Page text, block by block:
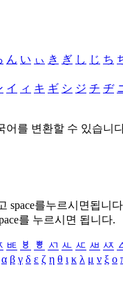
ん い ぃ き ぎ し じ ち
イ ィ キ ギ シ ジ チ ヂ
어를 변환할 수 있습니
space를누르시면됩니
를 누르시면 됩니다.
ㅷ ㅸ ㅹ ㅺ ㅻ ㅼ ㅽ ㅾ
α β γ δ ε ζ η θ ι κ λ μ ν ξ ο